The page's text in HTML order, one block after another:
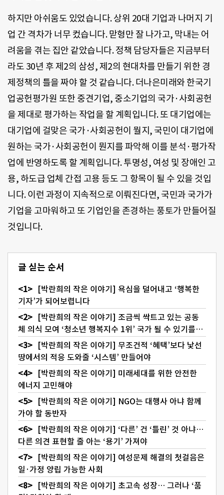
하지만 아쉬움도 있었습니다. 상위 20대 기업과 나머지 기
업 간 격차가 너무 컸습니다. 맏형만 잘 나가고, 막내는 어
려움을 겪는 집안 같았습니다. 정책 담당자들은 지금부터
라도 30년 후 제2의 삼성, 제2의 현대차를 만들기 위한 경
제정책의 틀을 짜야 할 것 같습니다. 더나은미래와 한국기
업공헌평가원 또한 중견기업, 중소기업의 국가·사회공헌
을 제대로 평가하는 작업을 할 계획입니다. 또 대기업에는
대기업에 걸맞은 국가·사회공헌이 뭘지, 국민이 대기업에
원하는 국가·사회공헌이 뭔지를 파악해 이를 분석·평가작
업에 반영하도록 할 계획입니다. 투명성, 여성 및 장애인 고
용, 하도급 업체 간접 고용 등도 그 항목이 될 수 있을 것입
니다. 이런 과정이 지속적으로 이뤄진다면, 국민과 국가가
기업을 고마워하고 또 기업인을 존경하는 풍토가 만들어질
것입니다.
글 싣는 순서
[박란희의 작은 이야기] 욕심을 덜어내고 ‘행복한
기자’가 되어보렵니다
[박란희의 작은 이야기] 조금씩 싹트고 있는 공동
체 의식 모여 ‘청소년 행복지수 1위’ 국가 될 수 있기를…
[박란희의 작은 이야기] 무조건적 ‘혜택’보다 낯선
땅에서의 적응 도와줄 ‘시스템’ 만들어야
[박란희의 작은 이야기] 미래세대를 위한 안전한
에너지 고민해야
[박란희의 작은 이야기] NGO는 대행사 아냐 함께
가야 할 동반자
[박란희의 작은 이야기] ‘다른’ 건 ‘틀린’ 것 아냐…
다른 의견 표현할 줄 아는 ‘용기’ 가져야
[박란희의 작은 이야기] 여성문제 해결의 첫걸음은
일·가정 양립 가능한 사회
[박란희의 작은 이야기] 초고속 성장… 그러나 ‘품